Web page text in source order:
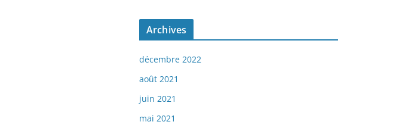
Archives
décembre 2022
août 2021
juin 2021
mai 2021